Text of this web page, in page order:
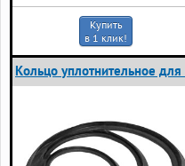
Купить
в 1 клик!
Кольцо уплотнительное